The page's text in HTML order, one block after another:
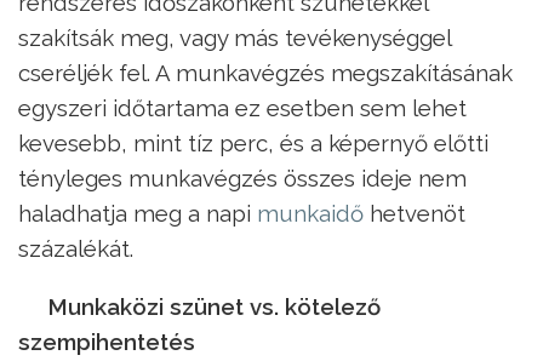
szakítsák meg, vagy más tevékenységgel
cseréljék fel. A munkavégzés megszakításának
egyszeri időtartama ez esetben sem lehet
kevesebb, mint tíz perc, és a képernyő előtti
tényleges munkavégzés összes ideje nem
haladhatja meg a napi munkaidő hetvenöt
százalékát.
Munkaközi szünet vs. kötelező
szempihentetés